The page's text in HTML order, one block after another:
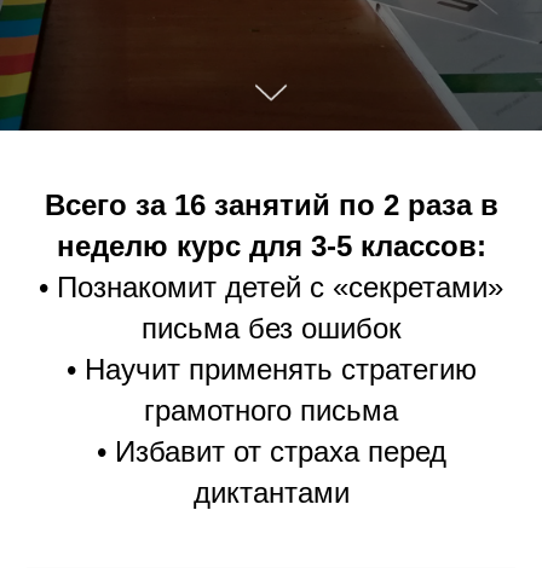
Всего за 16 занятий по 2 раза в
неделю курс для 3-5 классов:
• Познакомит детей с «секретами»
письма без ошибок
• Научит применять стратегию
грамотного письма
• Избавит от страха перед
диктантами